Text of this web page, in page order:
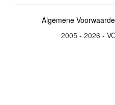
Algemene
2005 - 2026 -